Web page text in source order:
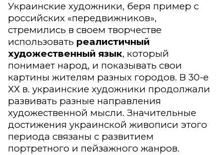
Украинские художники, беря пример с
российских «передвижников»,
стремились в своем творчестве
использовать реалистичный
художественный язык, который
понимает народ, и показывать свои
картины жителям разных городов. В 30-е
ХХ в. украинские художники продолжали
развивать разные направления
художественной мысли. Значительные
достижения украинской живописи этого
периода связаны с развитием
портретного и пейзажного жанров.